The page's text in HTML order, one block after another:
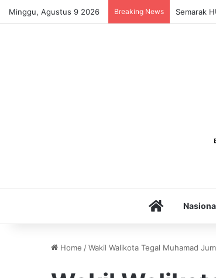
Minggu, Agustus 9 2026 Breaking News Semarak
Home
Home /Wakil Walikota Tegal Muhamad